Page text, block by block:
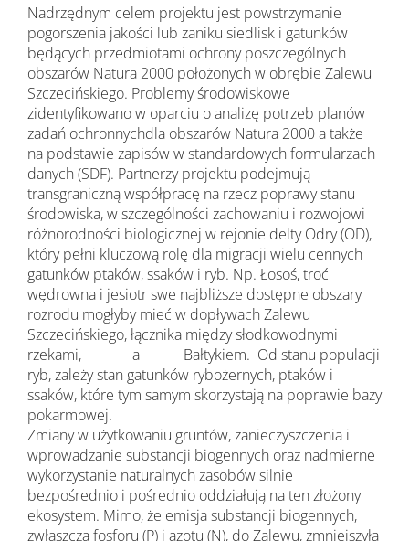
Nadrzędnym celem projektu jest powstrzymanie
pogorszenia jakości lub zaniku siedlisk i gatunków
będących przedmiotami ochrony poszczególnych
obszarów Natura 2000 położonych w obrębie Zalewu
Szczecińskiego. Problemy środowiskowe
zidentyfikowano w oparciu o analizę potrzeb planów
zadań ochronnychdla obszarów Natura 2000 a także
na podstawie zapisów w standardowych formularzach
danych (SDF). Partnerzy projektu podejmują
transgraniczną współpracę na rzecz poprawy stanu
środowiska, w szczególności zachowaniu i rozwojowi
różnorodności biologicznej w rejonie delty Odry (OD),
który pełni kluczową rolę dla migracji wielu cennych
gatunków ptaków, ssaków i ryb. Np. Łosoś, troć
wędrowna i jesiotr swe najbliższe dostępne obszary
rozrodu mogłyby mieć w dopływach Zalewu
Szczecińskiego, łącznika między słodkowodnymi
rzekami, a Bałtykiem. Od stanu populacji
ryb, zależy stan gatunków rybożernych, ptaków i
ssaków, które tym samym skorzystają na poprawie bazy
pokarmowej.
Zmiany w użytkowaniu gruntów, zanieczyszczenia i
wprowadzanie substancji biogennych oraz nadmierne
wykorzystanie naturalnych zasobów silnie
bezpośrednio i pośrednio oddziałują na ten złożony
ekosystem. Mimo, że emisja substancji biogennych,
zwłaszcza fosforu (P) i azotu (N), do Zalewu, zmniejszyła